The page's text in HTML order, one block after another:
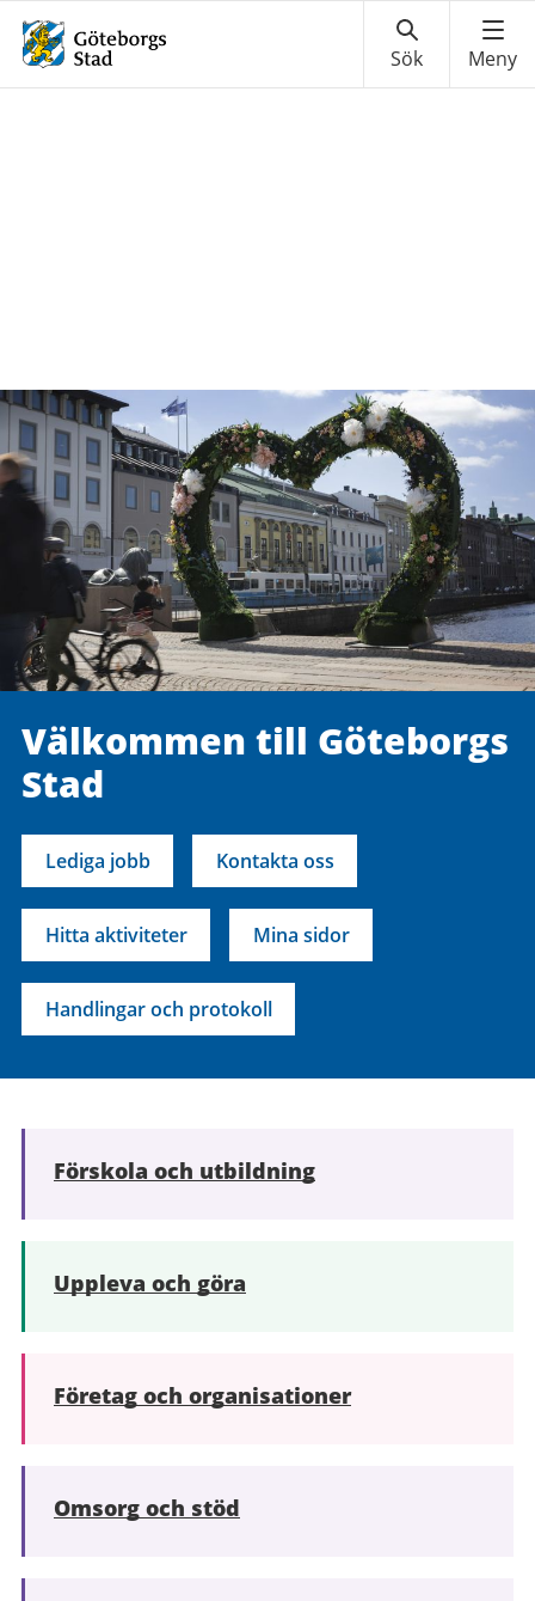
Välkommen till Göteborgs
Stad
Lediga jobb Kontakta oss
Hitta aktiviteter Mina sidor
Handlingar och protokoll
Förskola och utbildning
Uppleva och göra
Företag och organisationer
Omsorg och stöd